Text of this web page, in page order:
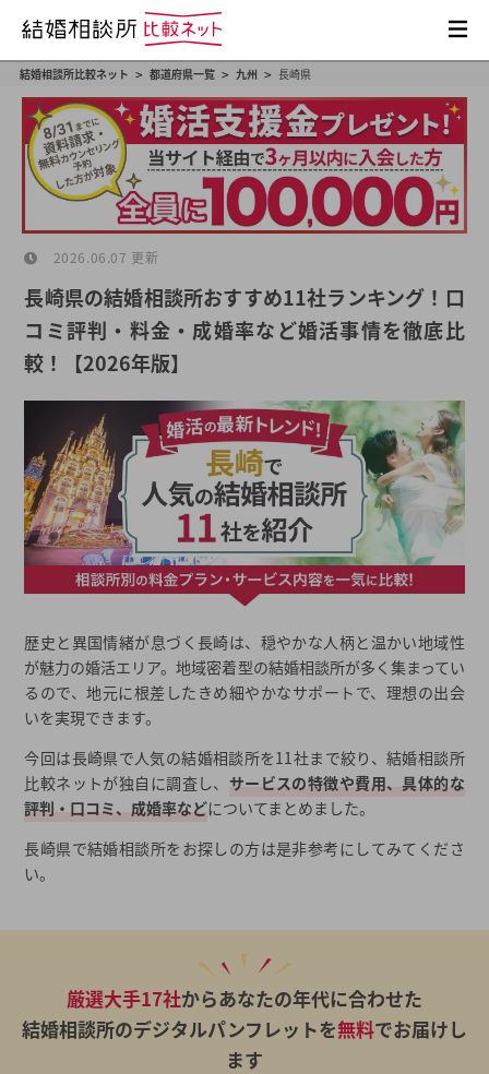
結婚相談所比較ネット > 都道府県一覧 > 九州 > 長崎県
2026.06.07 更新
長崎県の結婚相談所おすすめ11社ランキング！口
コミ評判・料金・成婚率など婚活事情を徹底比
較！【2026年版】
歴史と異国情緒が息づく長崎は、穏やかな人柄と温かい地域性
が魅力の婚活エリア。地域密着型の結婚相談所が多く集まってい
るので、地元に根差したきめ細やかなサポートで、理想の出会
いを実現できます。
今回は長崎県で人気の結婚相談所を11社まで絞り、結婚相談所
比較ネットが独自に調査し、 サービスの特徴や費用、具体的な
評判・口コミ、成婚率などについてまとめました。
長崎県で結婚相談所をお探しの方は是非参考にしてみてくださ
い。
厳選大手17社からあなたの年代に合わせた
結婚相談所のデジタルパンフレットを無料でお届けし
ます